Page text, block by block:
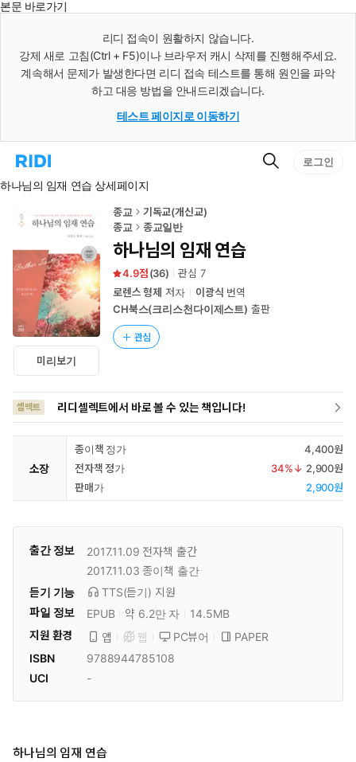
본문 바로가기
리디 접속이 원활하지 않습니다.
강제 새로 고침(Ctrl + F5)이나 브라우저 캐시 삭제를 진행해주세요.
계속해서 문제가 발생한다면 리디 접속 테스트를 통해 원인을 파악
하고 대응 방법을 안내드리겠습니다.
테스트 페이지로 이동하기
리
홈
이
검
로그인
하나님의 임재 연습 상세페이지
미리보기
종교
기독교(개신교)
종교
종교일반
하나님의 임재 연습
4.9 (36) 관심 7
로렌스 형제 저자 이광식 번역
CH북스(크리스천다이제스트) 출판
관심
셀렉트 리디셀렉트에서 바로 볼 수 있는 책입니다!
소장
종이책 정가
4,400원
전자책 정가
34%↓ 2,900원
판매가
2,900원
출간 정보 2017.11.09 전자책 출간
2017.11.03 종이책 출간
듣기 기능
TTS(듣기) 지원
파일 정보
EPUB 약 6.2만 자
14.5MB
지원 환경
앱 웹 PC뷰어
PAPER
ISBN
9788944785108
UCI
-
하나님의 임재 연습